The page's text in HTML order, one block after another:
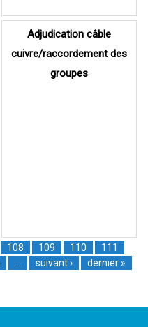
Adjudication câble
cuivre/raccordement des
groupes
108 109 110
111
suivant › dernier »